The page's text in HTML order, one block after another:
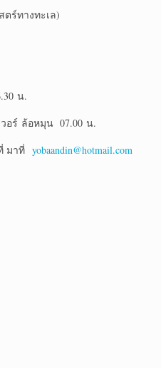
ร์ทางทะเล)
น.
อร์ ล้อหมุน 07.00 น.
มาที่ yobaandin@hotmail.com